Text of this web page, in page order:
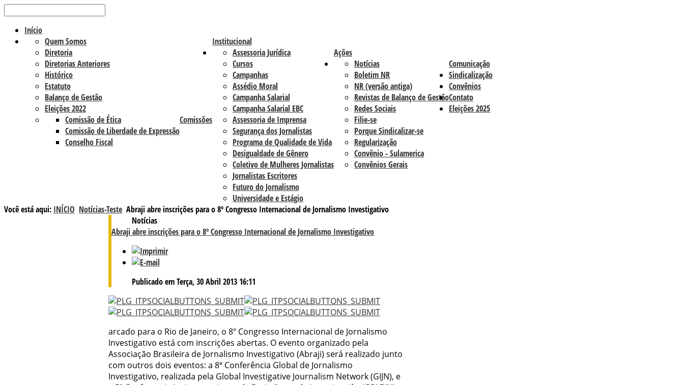
Início
Institucional
Quem Somos
Diretoria
Diretorias Anteriores
Histórico
Estatuto
Balanço de Gestão
Eleições 2022
Comissões
Comissão de Ética
Comissão de Liberdade de Expressão
Conselho Fiscal
Ações
Assessoria Jurídica
Cursos
Campanhas
Assédio Moral
Campanha Salarial
Campanha Salarial EBC
Assessoria de Imprensa
Segurança dos Jornalistas
Programa de Qualidade de Vida
Desigualdade de Gênero
Coletivo de Mulheres Jornalistas
Jornalistas Escritores
Futuro do Jornalismo
Universidade e Estágio
Comunicação
Notícias
Boletim NR
NR (versão antiga)
Revistas de Balanço de Gestão
Redes Sociais
Sindicalização
Filie-se
Porque Sindicalizar-se
Regularização
Convênios
Convênio - Sulamerica
Convênios Gerais
Contato
Eleições 2025
Você está aqui: INÍCIO Notícias-Teste Abraji abre inscrições para o 8º Congresso Internacional de Jornalismo Investigativo
Notícias
Abraji abre inscrições para o 8º Congresso Internacional de Jornalismo Investigativo
Publicado em Terça, 30 Abril 2013 16:11
arcado para o Rio de Janeiro, o 8º Congresso Internacional de Jornalismo
Investigativo está com inscrições abertas. O evento organizado pela
Associação Brasileira de Jornalismo Investigativo (Abraji) será realizado junto
com outros dois eventos: a 8ª Conferência Global de Jornalismo
Investigativo, realizada pela Global Investigative Journalism Network (GIJN), e